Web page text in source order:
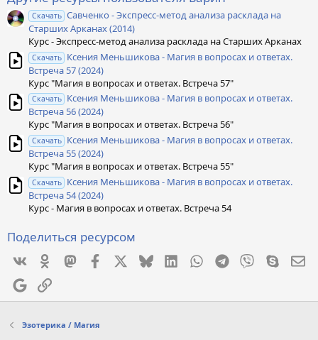
з
д
Скачать Савченко - Экспресс-метод анализа расклада на
Старших Арканах (2014)
Курс - Экспресс-метод анализа расклада на Старших Арканах
Скачать Ксения Меньшикова - Магия в вопросах и ответах.
Встреча 57 (2024)
Курс "Магия в вопросах и ответах. Встреча 57"
Скачать Ксения Меньшикова - Магия в вопросах и ответах.
Встреча 56 (2024)
Курс "Магия в вопросах и ответах. Встреча 56"
Скачать Ксения Меньшикова - Магия в вопросах и ответах.
Встреча 55 (2024)
Курс "Магия в вопросах и ответах. Встреча 55"
Скачать Ксения Меньшикова - Магия в вопросах и ответах.
Встреча 54 (2024)
Курс - Магия в вопросах и ответах. Встреча 54
Поделиться ресурсом
VkontakteOdnoklassniki
MastodonFacebook BlueskyLinkedInWhatsApp
Telegram
Viber Skype
GoogleСсылка
Эзотерика / Магия